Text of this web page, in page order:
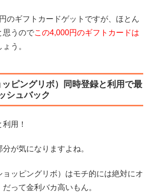
のギフトカードゲットですが、ほとん
思うのでこの4,000円のギフトカードは
う。
ピングリボ）同時登録と利用で最
シュバック
用！
が気になりますよね。
ョッピングリボ）はモチ的には絶対にオ
って金利バカ高いもん。